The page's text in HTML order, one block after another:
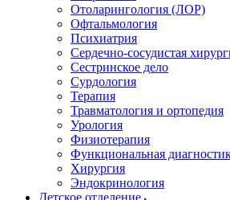
Отоларингология (ЛОР)
Офтальмология
Психиатрия
Сердечно-сосудистая
Сестринское дело
Сурдология
Терапия
Травматология и ортопедия
Урология
Физиотерапия
Функциональная
Хирургия
Эндокринология
Детское отделение